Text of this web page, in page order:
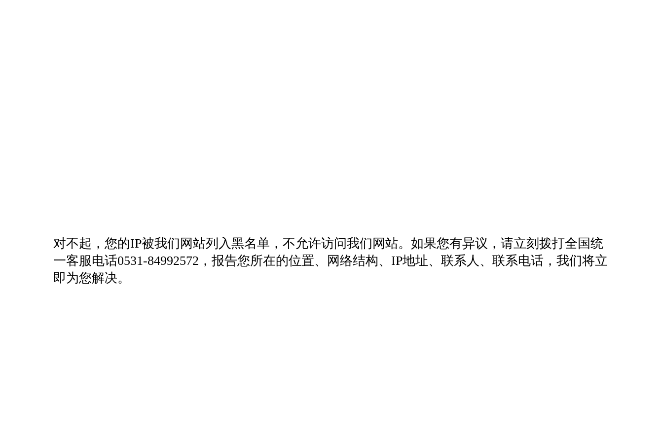
对不起，您的IP被我们网站列入黑名单，不允许访问我们网站。如果您有异议，请立刻拨打全国统
一客服电话0531-84992572，报告您所在的位置、网络结构、IP地址、联系人、联系电话，我们将立
即为您解决。